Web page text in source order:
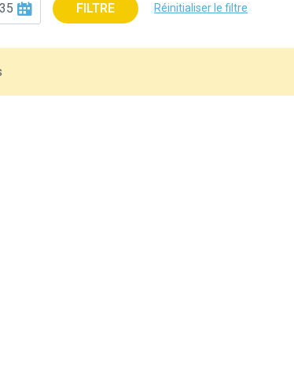
FILTRE Réinitialiser le filtre